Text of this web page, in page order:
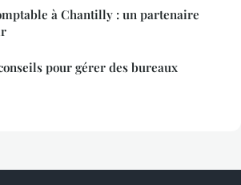
à Chantilly : un partenaire
pour gérer des bureaux